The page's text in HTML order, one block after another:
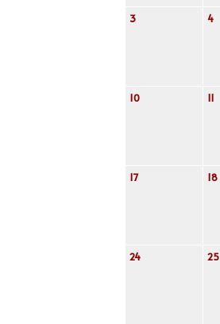
3 4
10 11
17 18
24 25